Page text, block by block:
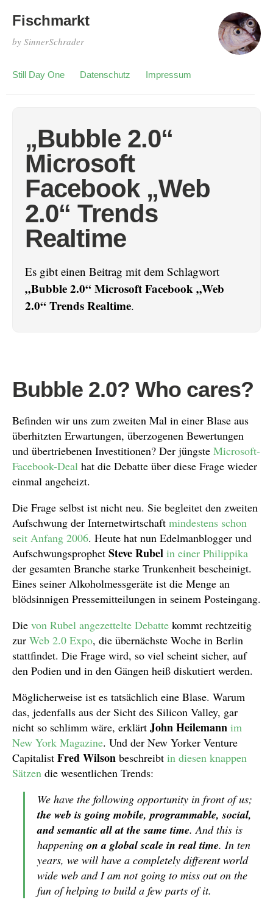
Fischmarkt
by SinnerSchrader
Still Day One Datenschutz Impressum
„Bubble 2.0“
Microsoft
Facebook „Web
2.0“ Trends
Realtime
Es gibt einen Beitrag mit dem Schlagwort
„Bubble 2.0“ Microsoft Facebook „Web
2.0“ Trends Realtime.
Bubble 2.0? Who cares?
Befinden wir uns zum zweiten Mal in einer Blase aus
überhitzten Erwartungen, überzogenen Bewertungen
und übertriebenen Investitionen? Der jüngste Microsoft-
Facebook-Deal hat die Debatte über diese Frage wieder
einmal angeheizt.
Die Frage selbst ist nicht neu. Sie begleitet den zweiten
Aufschwung der Internetwirtschaft mindestens schon
seit Anfang 2006. Heute hat nun Edelmanblogger und
Aufschwungsprophet Steve Rubel in einer Philippika
der gesamten Branche starke Trunkenheit bescheinigt.
Eines seiner Alkoholmessgeräte ist die Menge an
blödsinnigen Pressemitteilungen in seinem Posteingang.
Die von Rubel angezettelte Debatte kommt rechtzeitig
zur Web 2.0 Expo, die übernächste Woche in Berlin
stattfindet. Die Frage wird, so viel scheint sicher, auf
den Podien und in den Gängen heiß diskutiert werden.
Möglicherweise ist es tatsächlich eine Blase. Warum
das, jedenfalls aus der Sicht des Silicon Valley, gar
nicht so schlimm wäre, erklärt John Heilemann im
New York Magazine. Und der New Yorker Venture
Capitalist Fred Wilson beschreibt in diesen knappen
Sätzen die wesentlichen Trends:
We have the following opportunity in front of us;
the web is going mobile, programmable, social,
and semantic all at the same time. And this is
happening on a global scale in real time. In ten
years, we will have a completely different world
wide web and I am not going to miss out on the
fun of helping to build a few parts of it.